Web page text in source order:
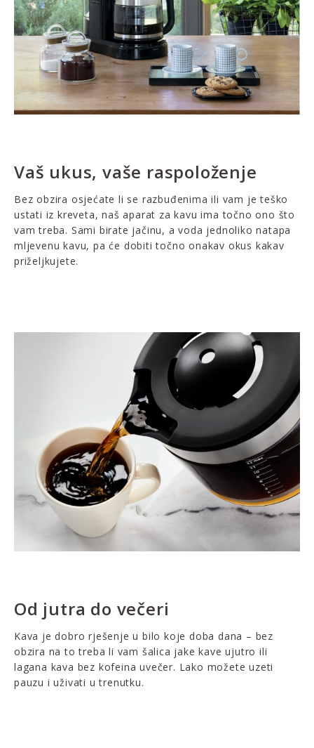
Vaš ukus, vaše raspoloženje
Bez obzira osjećate li se razbuđenima ili vam je teško
ustati iz kreveta, naš aparat za kavu ima točno ono što
vam treba. Sami birate jačinu, a voda jednoliko natapa
mljevenu kavu, pa će dobiti točno onakav okus kakav
priželjkujete.
Od jutra do večeri
Kava je dobro rješenje u bilo koje doba dana – bez
obzira na to treba li vam šalica jake kave ujutro ili
lagana kava bez kofeina uvečer. Lako možete uzeti
pauzu i uživati u trenutku.